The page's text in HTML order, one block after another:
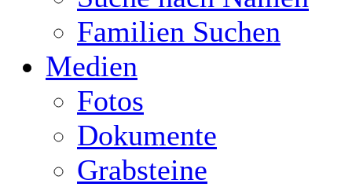
Familien Suchen
Medien
Fotos
Dokumente
Grabsteine